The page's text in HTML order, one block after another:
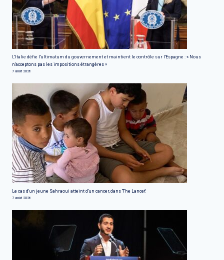
L'Italie défie l'ultimatum du gouvernement et maintient le contrôle sur l'Espagne : « Nous
n'acceptons pas les impositions étrangères »
7 août 2026
Le cas d'un jeune Sahraoui atteint d'un cancer, dans 'The Lancet'
7 août 2026